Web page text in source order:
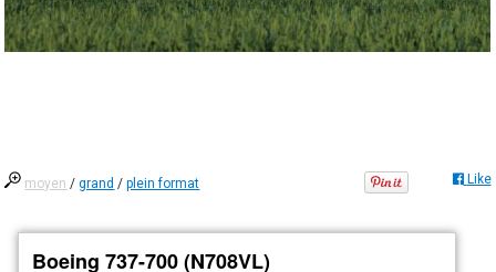
moyen /grand /plein format Like
Boeing 737-700 (N708VL)